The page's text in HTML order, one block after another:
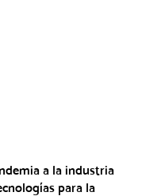
a la industria
para la